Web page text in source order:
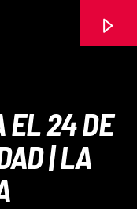
EL 24 DE
| LA